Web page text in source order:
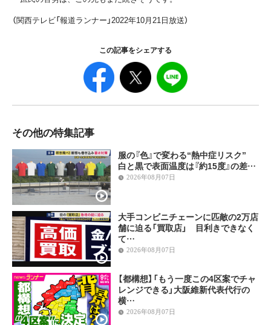
（関西テレビ「報道ランナー」2022年10月21日放送）
この記事をシェアする
その他の特集記事
服の『色』で変わる“熱中症リスク”
白と黒で表面温度は『約15度』の差…
2026年08月07日
大手コンビニチェーンに匹敵の2万店
舗に迫る「買取店」 目利きできなく
て…
2026年08月07日
【都構想】「もう一度この4区案でチャ
レンジできる」大阪維新代表代行の
横…
2026年08月07日